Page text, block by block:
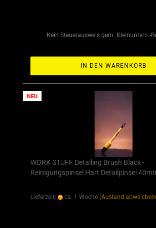
Kein Steuerausweis gem. Kleinuntern.-
IN DEN WARENKORB
NEU
WORK STUFF Detailing Brush Black -
Reinigungspinsel Hart Detailpinsel
Lieferzeit: ca. 1 Woche (Ausland